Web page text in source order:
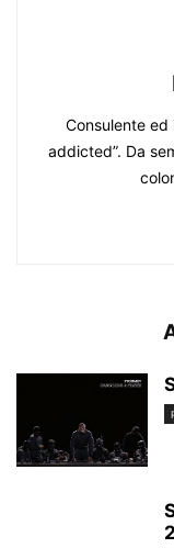
Consulente ed
addicted”. Da